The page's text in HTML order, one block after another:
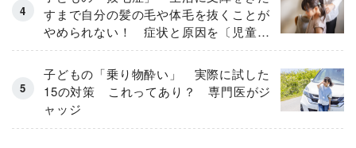
すまで自分の髪の毛や体毛を抜くことが
やめられない！ 症状と原因を〔児童精
神科医が解説〕
子どもの「乗り物酔い」 実際に試した
15の対策 これってあり？ 専門医がジ
ャッジ